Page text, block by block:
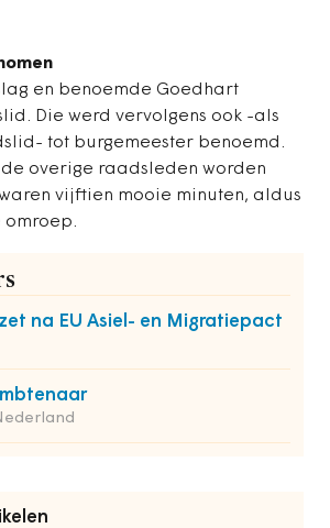
en benoemde Goedhart
Die werd vervolgens ook -als
tot burgemeester benoemd.
de overige raadsleden worden
vijftien mooie minuten, aldus
omroep.
na EU Asiel- en Migratiepact